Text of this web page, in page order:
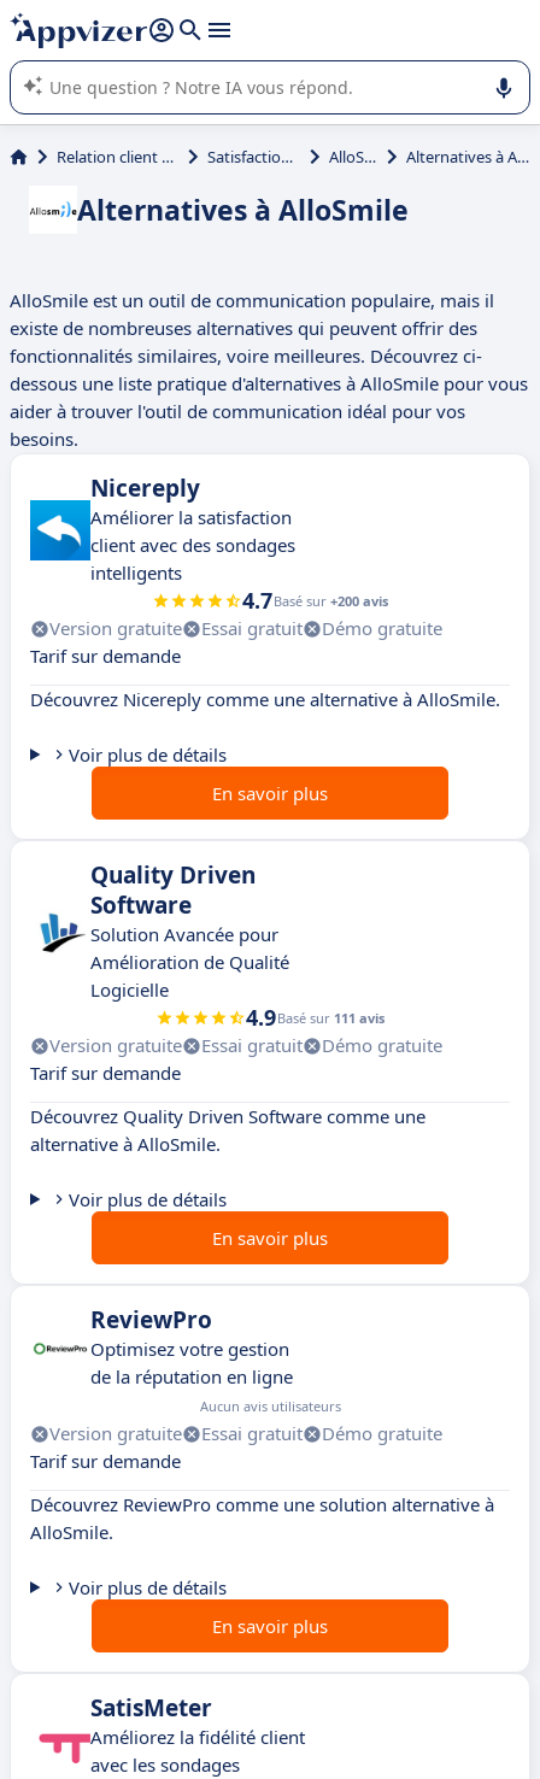
répondre (plusieurs lignes avec
L'IA de Appvizer vous guide dans l'utilisation ou la sélection de
logiciel SaaS en entreprise.
Relation client et vente Satisfaction client AlloSmile Alternatives à AlloSmile
Alternatives à AlloSmile
AlloSmile est un outil de communication populaire, mais il
existe de nombreuses alternatives qui peuvent offrir des
fonctionnalités similaires, voire meilleures. Découvrez ci-
dessous une liste pratique d'alternatives à AlloSmile pour vous
aider à trouver l'outil de communication idéal pour vos
besoins.
Nicereply
Améliorer la satisfaction
client avec des sondages
intelligents
4.7Basé sur +200 avis
Version gratuite Essai gratuit
Démo gratuite
Tarif sur demande
Découvrez Nicereply comme une alternative à AlloSmile.
Voir plus de détails
En savoir plus
Quality Driven
Software
Solution Avancée pour
Amélioration de Qualité
Logicielle
4.9Basé sur 111 avis
Version gratuite Essai gratuit
Démo gratuite
Tarif sur demande
Découvrez Quality Driven Software comme une
alternative à AlloSmile.
Voir plus de détails
En savoir plus
ReviewPro
Optimisez votre gestion
de la réputation en ligne
Aucun avis utilisateurs
Version gratuite Essai gratuit
Démo gratuite
Tarif sur demande
Découvrez ReviewPro comme une solution alternative à
AlloSmile.
Voir plus de détails
En savoir plus
SatisMeter
Améliorez la fidélité client
avec les sondages